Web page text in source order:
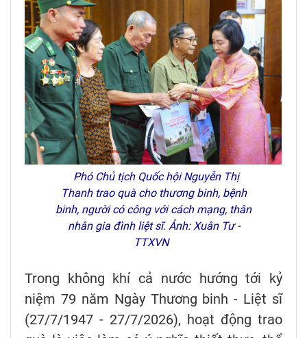
Phó Chủ tịch Quốc hội Nguyễn Thị
Thanh trao quà cho thương binh, bệnh
binh, người có công với cách mạng, thân
nhân gia đình liệt sĩ. Ảnh: Xuân Tư -
TTXVN
Trong không khí cả nước hướng tới kỷ
niệm 79 năm Ngày Thương binh - Liệt sĩ
(27/7/1947 - 27/7/2026), hoạt động trao